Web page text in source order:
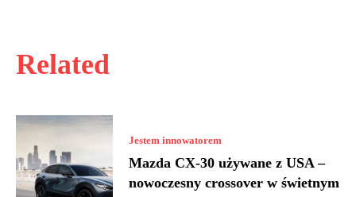
Related
Jestem innowatorem
Mazda CX-30 używane z USA –
nowoczesny crossover w świetnym